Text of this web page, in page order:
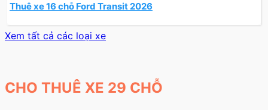
Thuê xe 16 chỗ Ford Transit 2026
Xem tất cả các loại xe
CHO THUÊ XE 29 CHỖ